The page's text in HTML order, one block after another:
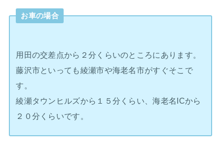
お車の場合
用田の交差点から２分くらいのところにあります。
藤沢市といっても綾瀬市や海老名市がすぐそこで
す。
綾瀬タウンヒルズから１５分くらい、海老名ICから
２０分くらいです。